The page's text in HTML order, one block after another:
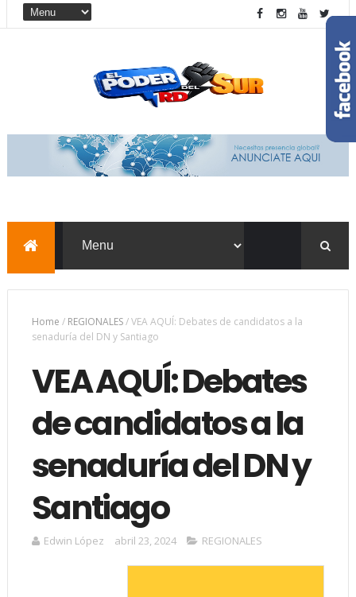
Home / REGIONALES/VEA AQUÍ: Debates de candidatos a la
senaduría del DN y Santiago
VEA AQUÍ: Debates
de candidatos a la
senaduría del DN y
Santiago
Edwin López abril 23, 2024 REGIONALES